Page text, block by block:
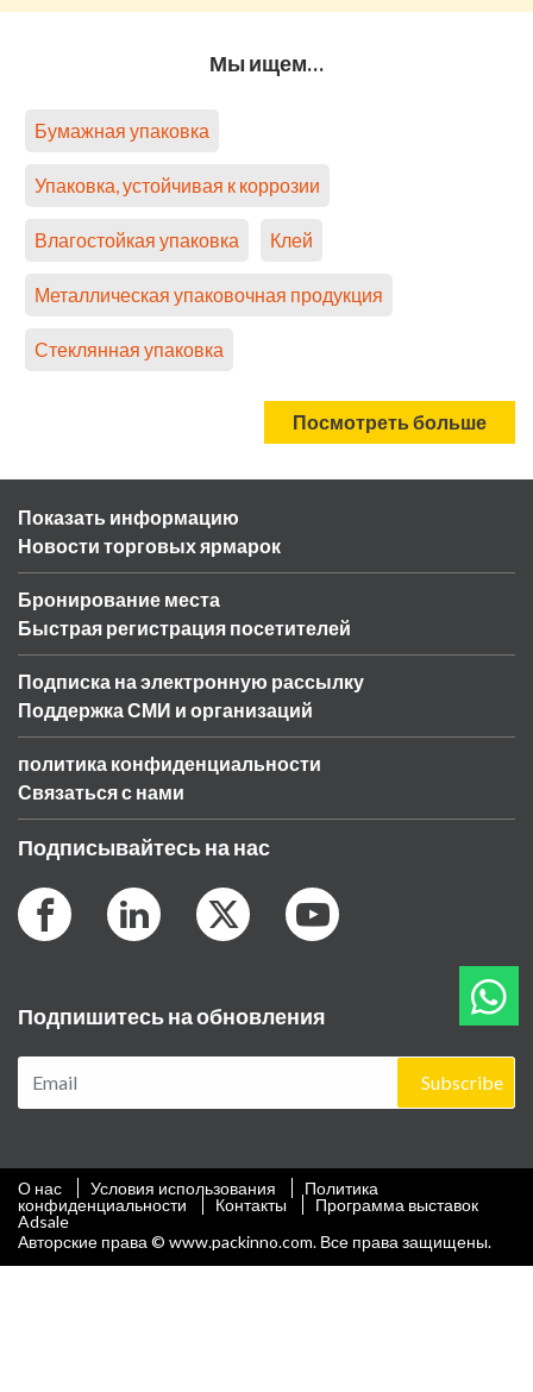
Мы ищем…
Бумажная упаковка
Упаковка, устойчивая к коррозии
Влагостойкая упаковка Клей
Металлическая упаковочная продукция
Стеклянная упаковка
Посмотреть больше
Показать информацию
Новости торговых ярмарок
Бронирование места
Быстрая регистрация посетителей
Подписка на электронную рассылку
Поддержка СМИ и организаций
политика конфиденциальности
Связаться с нами
Подписывайтесь на нас
Подпишитесь на обновления
Subscribe
О нас Условия использования
Политика
конфиденциальности
Контакты
Программа выставок
Adsale
Авторские права © www.packinno.com. Все права защищены.